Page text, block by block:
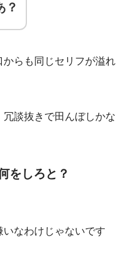
？
らも同じセリフが溢れ
談抜きで田んぼしかな
をしろと？
なわけじゃないです